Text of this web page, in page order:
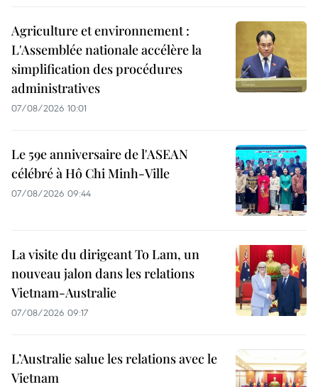
Agriculture et environnement :
L'Assemblée nationale accélère la
simplification des procédures
administratives
07/08/2026 10:01
Le 59e anniversaire de l'ASEAN
célébré à Hô Chi Minh-Ville
07/08/2026 09:44
La visite du dirigeant To Lam, un
nouveau jalon dans les relations
Vietnam-Australie
07/08/2026 09:17
L’Australie salue les relations avec le
Vietnam